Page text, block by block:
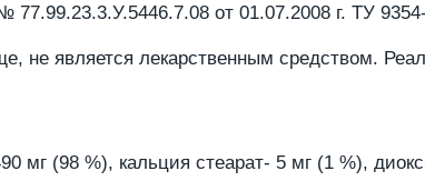
77.99.23.3.У.5446.7.08 от 01.07.2008 г. ТУ
не является лекарственным средством.
мг (98 %), кальция стеарат- 5 мг (1 %),